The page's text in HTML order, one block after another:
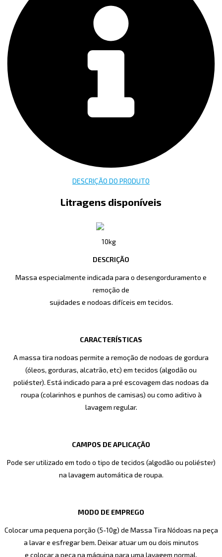
DESCRIÇÃO DO PRODUTO
Litragens disponíveis
10kg
DESCRIÇÃO
Massa especialmente indicada para o desengorduramento e
remoção de
sujidades e nodoas difíceis em tecidos.
CARACTERÍSTICAS
A massa tira nodoas permite a remoção de nodoas de gordura
(óleos, gorduras, alcatrão, etc) em tecidos (algodão ou
poliéster). Está indicado para a pré escovagem das nodoas da
roupa (colarinhos e punhos de camisas) ou como aditivo à
lavagem regular.
CAMPOS DE APLICAÇÃO
Pode ser utilizado em todo o tipo de tecidos (algodão ou poliéster)
na lavagem automática de roupa.
MODO DE EMPREGO
Colocar uma pequena porção (5-10g) de Massa Tira Nódoas na peça
a lavar e esfregar bem. Deixar atuar um ou dois minutos
e colocar a peça na máquina para uma lavagem normal.